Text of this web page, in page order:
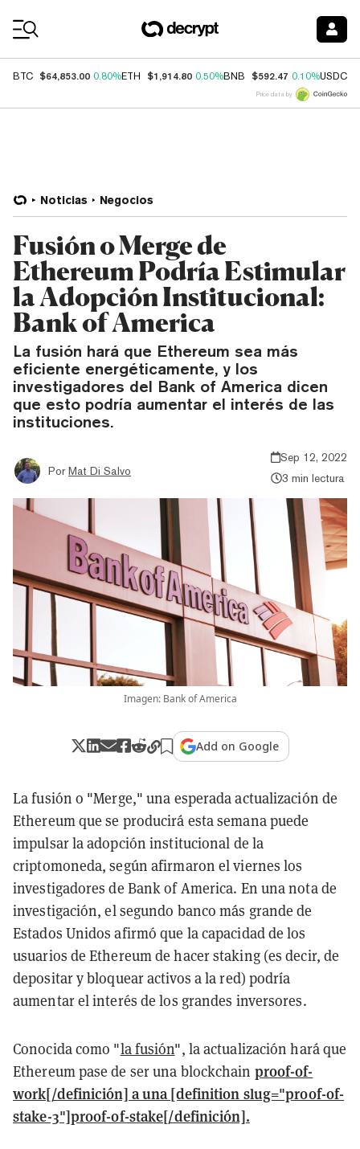
BTC $64,853.00 0.80%ETH $1,914.80 0.50%BNB $592.47 0.10%USDC
Price data by
Noticias Negocios
Fusión o Merge de
Ethereum Podría Estimular
la Adopción Institucional:
Bank of America
La fusión hará que Ethereum sea más
eficiente energéticamente, y los
investigadores del Bank of America dicen
que esto podría aumentar el interés de las
instituciones.
Por Mat Di Salvo
Sep 12, 2022
3 min lectura
Imagen: Bank of America
Add on Google
La fusión o "Merge," una esperada actualización de
Ethereum que se producirá esta semana puede
impulsar la adopción institucional de la
criptomoneda, según afirmaron el viernes los
investigadores de Bank of America. En una nota de
investigación, el segundo banco más grande de
Estados Unidos afirmó que la capacidad de los
usuarios de Ethereum de hacer staking (es decir, de
depositar y bloquear activos a la red) podría
aumentar el interés de los grandes inversores.
Conocida como "la fusión", la actualización hará que
Ethereum pase de ser una blockchain proof-of-
work[/definición] a una [definition slug="proof-of-
stake-3"]proof-of-stake[/definición].